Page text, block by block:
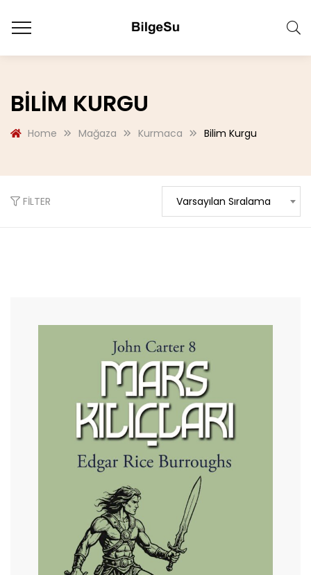
BILIM KURGU
Home Mağaza Kurmaca Bilim Kurgu
FILTER Varsayılan Sıralama